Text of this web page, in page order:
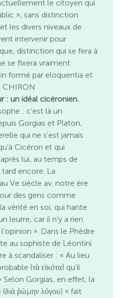
le citoyen qui
», sans distinction
les divers niveaux de
intervenir pour
distinction qui se fera à
se fixera vraiment
formé par eloquentia et
CHIRON
: un idéal cicéronien.
: c’est là un
Gorgias et Platon,
qui ne s’est jamais
Cicéron et qui
lui, au temps de
encore. La
Ve siècle av. notre ère
des gens comme
vérité en soi, qui hante
leurre, car il n’y a rien
l’opinion ». Dans le Phèdre
au sophiste de Léontini
à scandaliser : « Au lieu
(τὰ εἰκότα) qu’il
Selon Gorgias, en effet, la
ῥώμην λόγου) « fait